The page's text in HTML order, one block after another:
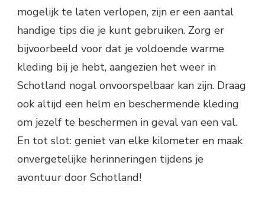
mogelijk te laten verlopen, zijn er een aantal
handige tips die je kunt gebruiken. Zorg er
bijvoorbeeld voor dat je voldoende warme
kleding bij je hebt, aangezien het weer in
Schotland nogal onvoorspelbaar kan zijn. Draag
ook altijd een helm en beschermende kleding
om jezelf te beschermen in geval van een val.
En tot slot: geniet van elke kilometer en maak
onvergetelijke herinneringen tijdens je
avontuur door Schotland!